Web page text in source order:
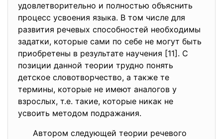
удовлетворительно и полностью объяснить
процесс усвоения языка. В том числе для
развития речевых способностей необходимы
задатки, которые сами по себе не могут быть
приобретены в результате научения [11]. С
позиции данной теории трудно понять
детское словотворчество, а также те
термины, которые не имеют аналогов у
взрослых, т.е. такие, которые никак не
усвоить методом подражания.
Автором следующей теории речевого